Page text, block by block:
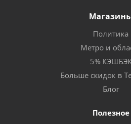
Политика
Метро и
5%
Больше скидок в
Блог
Полезное